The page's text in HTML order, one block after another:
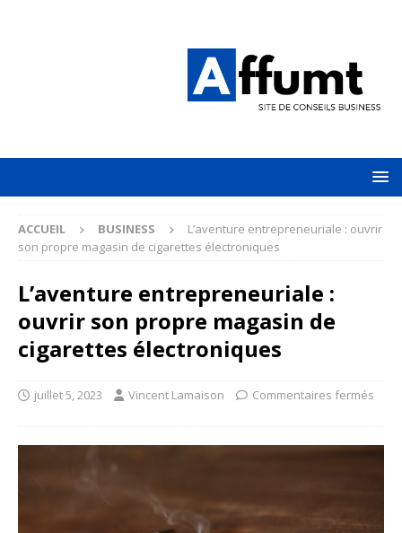
ACCUEIL BUSINESS
L’aventure entrepreneuriale : ouvrir
son propre magasin de cigarettes électroniques
L’aventure entrepreneuriale :
ouvrir son propre magasin de
cigarettes électroniques
juillet 5, 2023 Vincent Lamaison Commentaires fermés